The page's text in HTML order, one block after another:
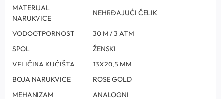
MATERIJAL
NARUKVICE
NEHRĐAJUĆI ČELIK
VODOOTPORNOST
30 M / 3 ATM
SPOL
ŽENSKI
VELIČINA KUĆIŠTA
13X20,5 MM
BOJA NARUKVICE
ROSE GOLD
MEHANIZAM
ANALOGNI